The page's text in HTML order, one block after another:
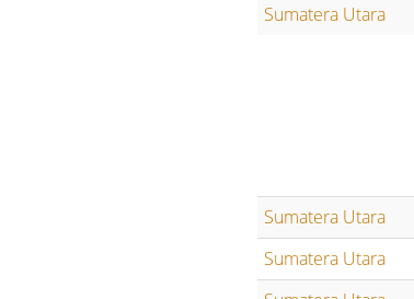
Sumatera Utara
Sumatera Utara
Sumatera Utara